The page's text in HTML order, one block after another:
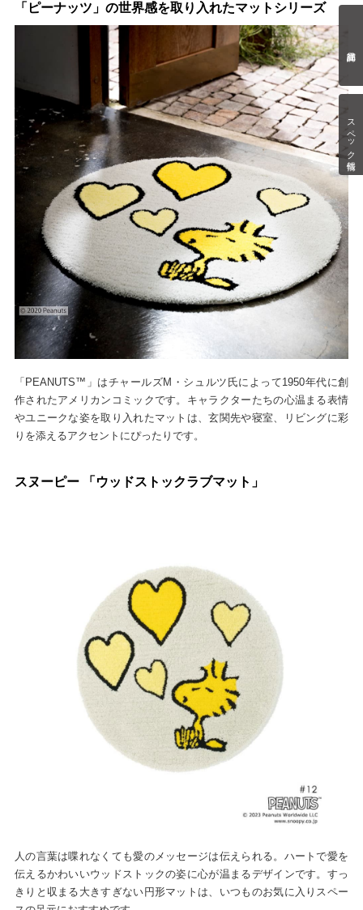
スペック情報
「ピーナッツ」の世界感を取り入れたマットシリーズ
「PEANUTS™」はチャールズM・シュルツ氏によって1950年代に創
作されたアメリカンコミックです。キャラクターたちの心温まる表情
やユニークな姿を取り入れたマットは、玄関先や寝室、リビングに彩
りを添えるアクセントにぴったりです。
スヌーピー 「ウッドストックラブマット」
人の言葉は喋れなくても愛のメッセージは伝えられる。ハートで愛を
伝えるかわいいウッドストックの姿に心が温まるデザインです。すっ
きりと収まる大きすぎない円形マットは、いつものお気に入りスペー